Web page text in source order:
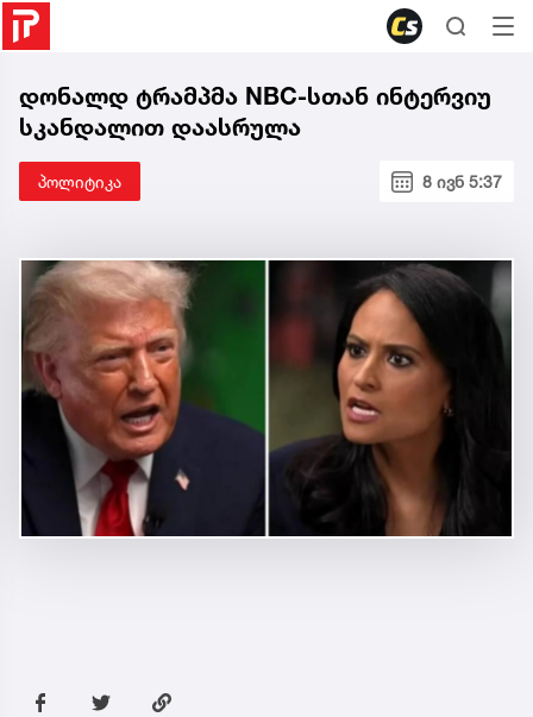
დონალდ ტრამპმა NBC-სთან ინტერვიუ
სკანდალით დაასრულა
პოლიტიკა 8 ივნ 5:37